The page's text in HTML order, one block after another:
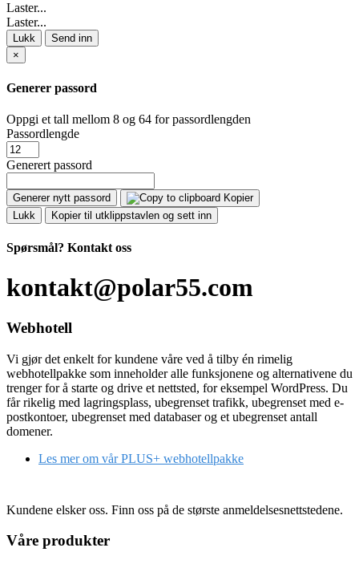
Laster...
Laster...
Lukk
Send inn
×
Generer passord
Oppgi et tall mellom 8 og 64 for passordlengden
Passordlengde
Generert passord
Generer nytt passord
Kopier
Lukk
Kopier til utklippstavlen og sett inn
Spørsmål? Kontakt oss
kontakt@polar55.com
Webhotell
Vi gjør det enkelt for kundene våre ved å tilby én rimelig
webhotellpakke som inneholder alle funksjonene og alternativene du
trenger for å starte og drive et nettsted, for eksempel WordPress. Du
får rikelig med lagringsplass, ubegrenset trafikk, ubegrenset med e-
postkontoer, ubegrenset med databaser og et ubegrenset antall
domener.
Les mer om vår PLUS+ webhotellpakke
Kundene elsker oss. Finn oss på de største anmeldelsesnettstedene.
Våre produkter